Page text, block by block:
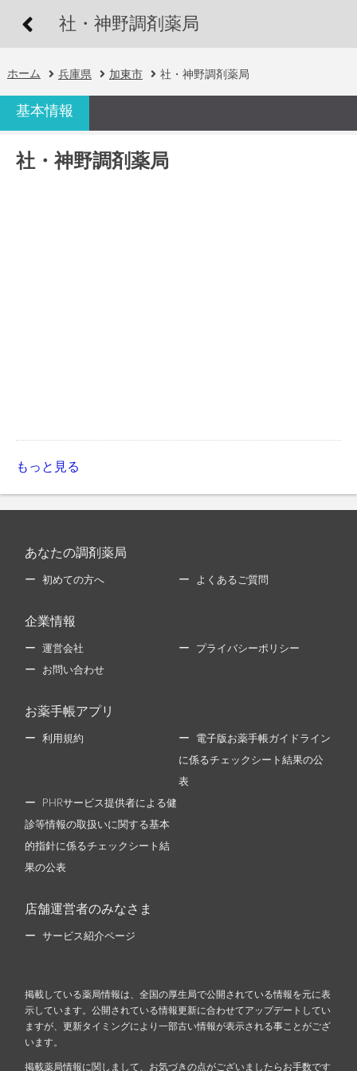
社・神野調剤薬局
ホーム 兵庫県 加東市 社・神野調剤薬局
基本情報
社・神野調剤薬局
もっと見る
あなたの調剤薬局
初めての方へ よくあるご質問
企業情報
運営会社 プライバシーポリシー
お問い合わせ
お薬手帳アプリ
利用規約 電子版お薬手帳ガイドライン
に係るチェックシート結果の公
表
PHRサービス提供者による健
診等情報の取扱いに関する基本
的指針に係るチェックシート結
果の公表
店舗運営者のみなさま
サービス紹介ページ
掲載している薬局情報は、全国の厚生局で公開されている情報を元に表
示しています。公開されている情報更新に合わせてアップデートしてい
ますが、更新タイミングにより一部古い情報が表示される事ことがござ
います。
掲載薬局情報に関しまして、お気づきの点がございましたらお手数です